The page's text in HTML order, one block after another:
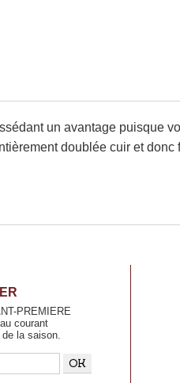
un avantage puisque
doublée cuir et
PREMIERE
courant
la saison.